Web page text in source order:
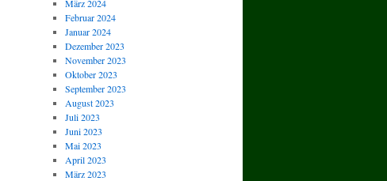
März 2024
Februar 2024
Januar 2024
Dezember 2023
November 2023
Oktober 2023
September 2023
August 2023
Juli 2023
Juni 2023
Mai 2023
April 2023
März 2023